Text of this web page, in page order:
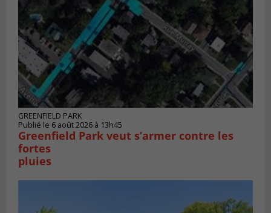
GREENFIELD PARK
Publié le 6 août 2026 à 13h45
Greenfield Park veut s’armer contre les
fortes
pluies